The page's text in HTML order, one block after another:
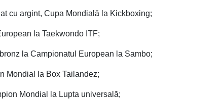
cu argint, Cupa Mondială la Kickboxing;
la Taekwondo ITF;
la Campionatul European la Sambo;
Mondial la Box Tailandez;
Mondial la Lupta universală;